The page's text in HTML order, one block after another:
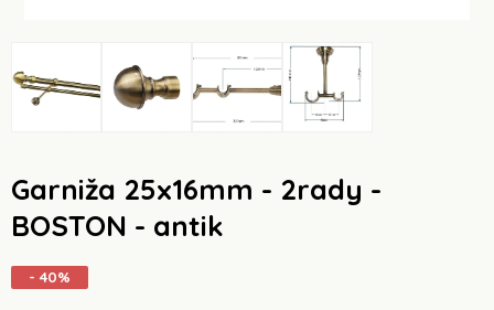
Garniža 25x16mm - 2rady -
BOSTON - antik
- 40%